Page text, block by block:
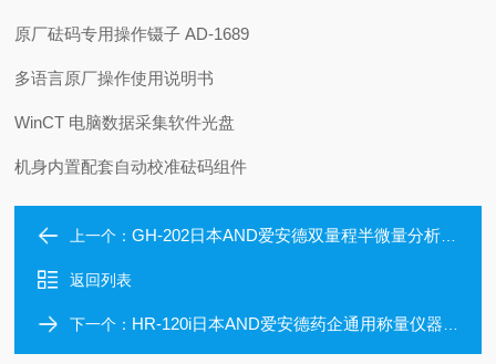
原厂砝码专用操作镊子 AD-1689
多语言原厂操作使用说明书
WinCT 电脑数据采集软件光盘
机身内置配套自动校准砝码组件
上一个：GH-202日本AND爱安德双量程半微量分析天平
返回列表
下一个： HR-120i日本AND爱安德药企通用称量仪器精密天平